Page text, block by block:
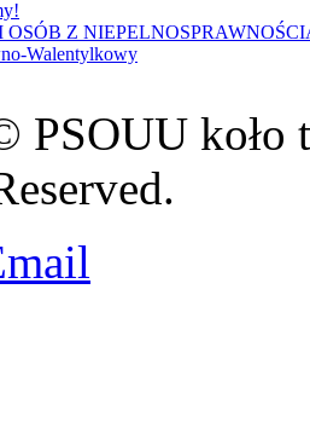
OSÓB Z
Walentylkowy
PSOUU koło